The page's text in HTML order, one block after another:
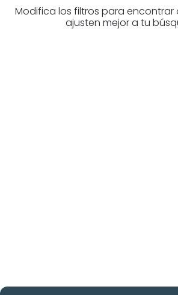
Modifica los filtros para encontrar
ajusten mejor a tu